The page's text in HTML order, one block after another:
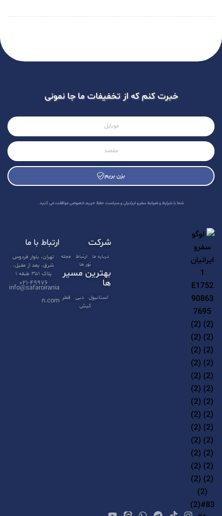
خبرت کنم که از تخفیفات ما جا نمونی
بزن بریم
e
n
t
i
e
:
شما با شرایط و ضوابط سفرو ایرانیان و سیاست حفظ حریم خصوصی موافقت می کنید.
شرکت
درباره ما ارتباط
مجله
تور ها
بهترین مسیر
ها
استانبول دبی
قطر
کیش
ارتباط با ما
تهران، بلوار فردوس
شرق، بعد از عقیل،
پلاک ۳۵۱ طبقه ۱
۰۲۱-۴۹۹۷۶
info@safaroirania
n.com